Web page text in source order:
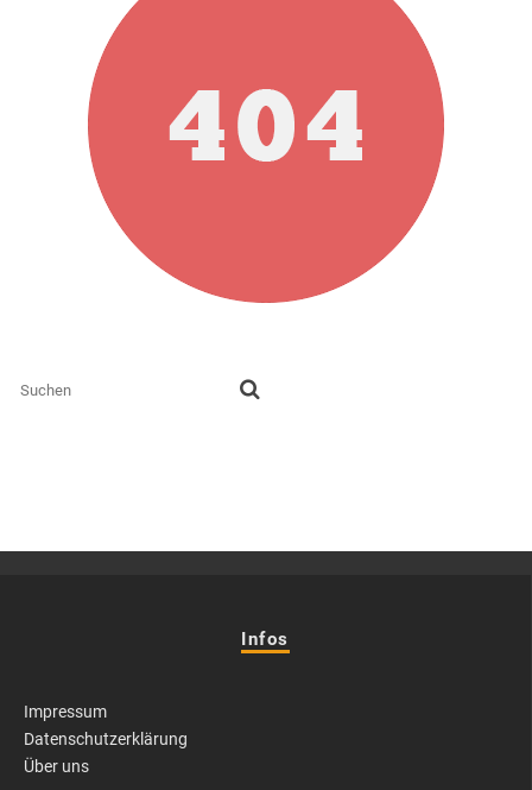
Infos
Impressum
Datenschutzerklärung
Über uns